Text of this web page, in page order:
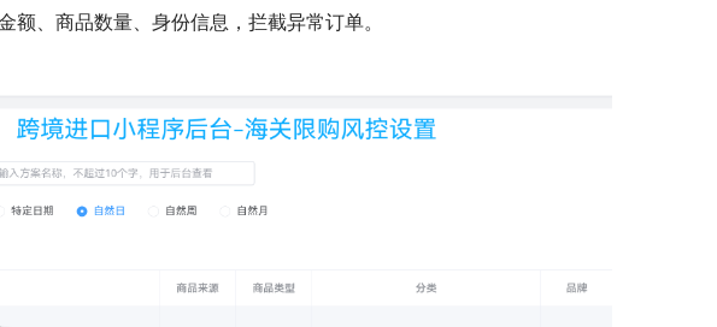
额、商品数量、身份信息，拦截异常订单。